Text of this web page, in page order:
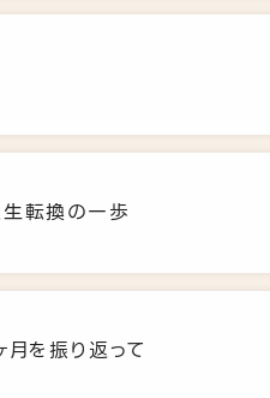
転換の一歩
を振り返って